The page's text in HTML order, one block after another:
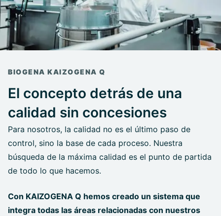
BIOGENA KAIZOGENA Q
El concepto detrás de una
calidad sin concesiones
Para nosotros, la calidad no es el último paso de
control, sino la base de cada proceso. Nuestra
búsqueda de la máxima calidad es el punto de partida
de todo lo que hacemos.
Con KAIZOGENA Q hemos creado un sistema que
integra todas las áreas relacionadas con nuestros